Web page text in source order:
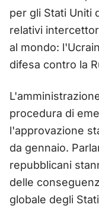
per gli Stati Uniti
relativi
al mondo:
difesa contro la
procedura di
l'approvazione
da gennaio.
repubblicani
delle
globale degli